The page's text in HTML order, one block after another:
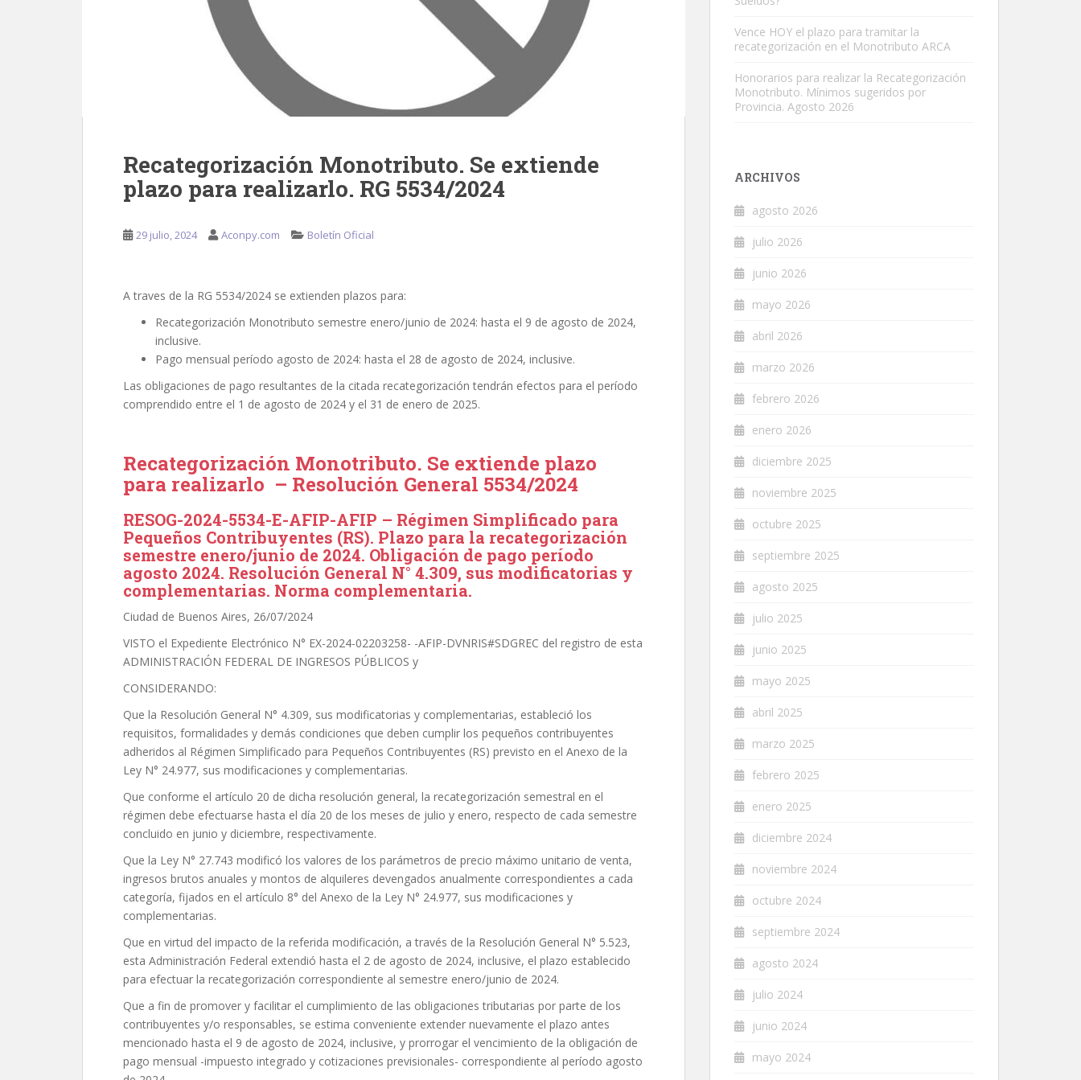
Recategorización Monotributo. Se extiende
plazo para realizarlo. RG 5534/2024
29 julio, 2024 Aconpy.com Boletín Oficial
A traves de la RG 5534/2024 se extienden plazos para:
Recategorización Monotributo semestre enero/junio de 2024: hasta el 9 de agosto de 2024,
inclusive.
Pago mensual período agosto de 2024: hasta el 28 de agosto de 2024, inclusive.
Las obligaciones de pago resultantes de la citada recategorización tendrán efectos para el período
comprendido entre el 1 de agosto de 2024 y el 31 de enero de 2025.
Recategorización Monotributo. Se extiende plazo
para realizarlo – Resolución General 5534/2024
RESOG-2024-5534-E-AFIP-AFIP – Régimen Simplificado para
Pequeños Contribuyentes (RS). Plazo para la recategorización
semestre enero/junio de 2024. Obligación de pago período
agosto 2024. Resolución General N° 4.309, sus modificatorias y
complementarias. Norma complementaria.
Ciudad de Buenos Aires, 26/07/2024
VISTO el Expediente Electrónico N° EX-2024-02203258- -AFIP-DVNRIS#SDGREC del registro de esta
ADMINISTRACIÓN FEDERAL DE INGRESOS PÚBLICOS y
CONSIDERANDO:
Que la Resolución General N° 4.309, sus modificatorias y complementarias, estableció los
requisitos, formalidades y demás condiciones que deben cumplir los pequeños contribuyentes
adheridos al Régimen Simplificado para Pequeños Contribuyentes (RS) previsto en el Anexo de la
Ley N° 24.977, sus modificaciones y complementarias.
Que conforme el artículo 20 de dicha resolución general, la recategorización semestral en el
régimen debe efectuarse hasta el día 20 de los meses de julio y enero, respecto de cada semestre
concluido en junio y diciembre, respectivamente.
Que la Ley N° 27.743 modificó los valores de los parámetros de precio máximo unitario de venta,
ingresos brutos anuales y montos de alquileres devengados anualmente correspondientes a cada
categoría, fijados en el artículo 8° del Anexo de la Ley N° 24.977, sus modificaciones y
complementarias.
Que en virtud del impacto de la referida modificación, a través de la Resolución General N° 5.523,
esta Administración Federal extendió hasta el 2 de agosto de 2024, inclusive, el plazo establecido
para efectuar la recategorización correspondiente al semestre enero/junio de 2024.
Que a fin de promover y facilitar el cumplimiento de las obligaciones tributarias por parte de los
contribuyentes y/o responsables, se estima conveniente extender nuevamente el plazo antes
mencionado hasta el 9 de agosto de 2024, inclusive, y prorrogar el vencimiento de la obligación de
pago mensual -impuesto integrado y cotizaciones previsionales- correspondiente al período agosto
Vence HOY el plazo para tramitar la
recategorización en el Monotributo ARCA
Honorarios para realizar la Recategorización
Monotributo. Mínimos sugeridos por
Provincia. Agosto 2026
ARCHIVOS
agosto 2026
julio 2026
junio 2026
mayo 2026
abril 2026
marzo 2026
febrero 2026
enero 2026
diciembre 2025
noviembre 2025
octubre 2025
septiembre 2025
agosto 2025
julio 2025
junio 2025
mayo 2025
abril 2025
marzo 2025
febrero 2025
enero 2025
diciembre 2024
noviembre 2024
octubre 2024
septiembre 2024
agosto 2024
julio 2024
junio 2024
mayo 2024